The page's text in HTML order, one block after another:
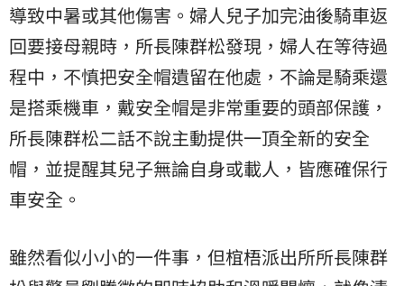
導致中暑或其他傷害。婦人兒子加完油後騎車返
回要接母親時，所長陳群松發現，婦人在等待過
程中，不慎把安全帽遺留在他處，不論是騎乘還
是搭乘機車，戴安全帽是非常重要的頭部保護，
所長陳群松二話不說主動提供一頂全新的安全
帽，並提醒其兒子無論自身或載人，皆應確保行
車安全。
雖然看似小小的一件事，但椬梧派出所所長陳群